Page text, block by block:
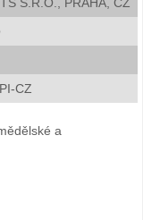
CZ
a